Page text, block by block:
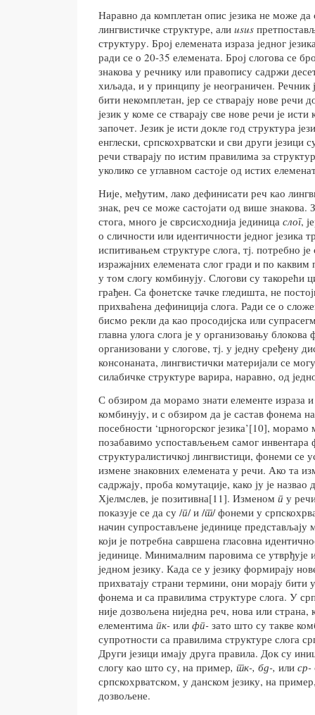
Наравно да комплетан опис језика не може
лингвистичке структуре, али usus
структуру. Број елемената израза једног
ради се о 20-35 елемената. Број слогова се
знакова у речнику или правопису садржи
хиљада, и у принципу је неограничен. Речник
бити некомплетан, јер се стварају нове речи
језик у коме се стварају све нове речи је исти
започет. Језик је исти докле год структура
енглески, српскохрватски и сви други језици
речи стварају по истим правилима за
уколико се углавном састоје од истих
Није, међутим, лако дефинисати реч као
знак, реч се може састојати од више
стога, много је сврсисходнија јединица слог,
о сличности или идентичности једног језика
испитивањем структуре слога, тј. потребно је
изражајних елемената слог гради и по
у том слогу комбинују. Слогови су такорећи
грађен. Са фонетске тачке гледишта, не
прихваћена дефиниција слога. Ради се о
бисмо рекли да као просодијска или
главна улога слога је у организовању
организовани у слогове, тј. у једну сређену
консонаната, лингвистички материјали се
силабичке структуре варира, наравно, од
С обзиром да морамо знати елементе израза и
комбинују, и с обзиром да је састав фонема
посебности ‘црногорског језика’[10],
позабавимо успостављењем самог инвентара
структуралистичкој лингвистици, фонеми се
измене знаковних елемената у речи. Ако та
садржају, проба комутације, како ју је
Хјелмслев, је позитивна[11]. Изменом п у
показује се да су /п/ и /т/ фонеми у
начин супростављене јединице представљају
који је потребна савршена гласовна
јединице. Минималним паровима се утврђује
једном језику. Када се у језику формирају
прихватају страни термини, они морају бити
фонема и са правилима структуре слога. У
није дозвољена ниједна реч, нова или страна,
елементима пк- или фп- зато што су такве
супротности са правилима структуре слога
Други језици имају друга правила. Док су
слогу као што су, на пример, тк-, бд-, или ср-
српскохрватском, у данском језику, на
дозвољене.